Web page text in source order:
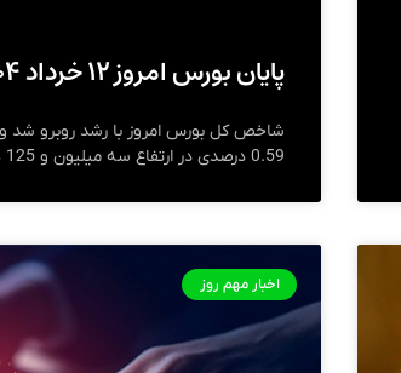
پایان بورس امروز ۱۲ خرداد ۱۴۰۴
0.59 درصدی در ارتفاع سه میلیون و 125 هزار و 277 واحدی قرار گیرد.
اخبار مهم روز